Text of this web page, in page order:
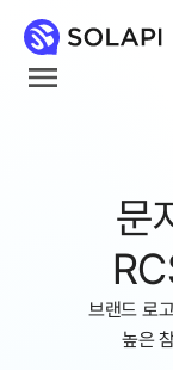
문
브랜드 로
높은